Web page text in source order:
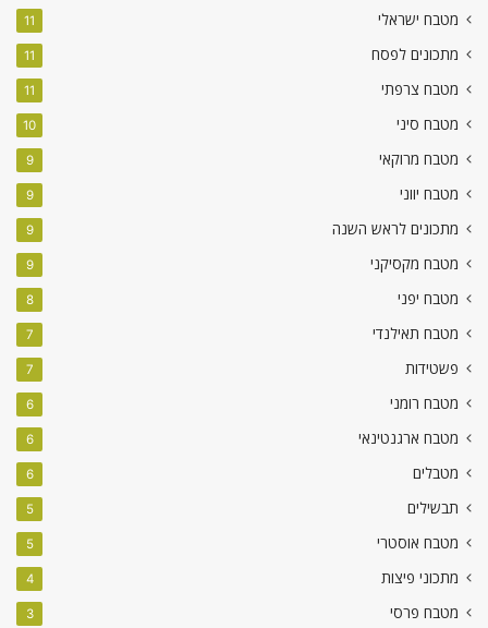
מטבח ישראלי 11
מתכונים לפסח 11
מטבח צרפתי 11
מטבח סיני 10
מטבח מרוקאי 9
מטבח יווני 9
מתכונים לראש השנה 9
מטבח מקסיקני 9
מטבח יפני 8
מטבח תאילנדי 7
פשטידות 7
מטבח רומני 6
מטבח ארגנטינאי 6
מטבלים 6
תבשילים 5
מטבח אוסטרי 5
מתכוני פיצות 4
מטבח פרסי 3